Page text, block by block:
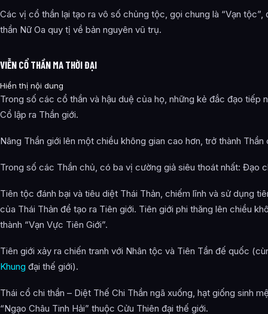
Các vị cổ thần lại tạo ra vô số chủng tộc, gọi chung là “Vạn tộc”,
thần Nữ Oa quy tị về bản nguyên vũ trụ.
VIỄN CỔ THẦN MA THỜI ĐẠI
Hiển thị nội dung
Trong số các cổ thần và hậu duệ của họ, những kẻ đắc đạo tiếp
Cổ lập ra Thần giới.
Nâng Thần giới lên một chiều không gian cao hơn, trở thành Thần
Trong số các Thần chủ, có ba vị cường giả siêu thoát nhất: Đạo
Tiên tộc đánh bại và tiêu diệt Thái Thản, chiếm lĩnh và sử dụng
của Thái Thản để tạo ra Tiên giới. Tiên giới phi thăng lên chiều
thành “Vạn Vực Tiên Giới”.
Tiên giới xảy ra chiến tranh với Nhân tộc và Tiên Tần đế quốc
Khung đại thế giới).
Thái cổ chi thần – Diệt Thế Chi Thần ngã xuống, hạt giống sinh
“Ngạo Châu Tinh Hải” thuộc Cửu Thiên đại thế giới.